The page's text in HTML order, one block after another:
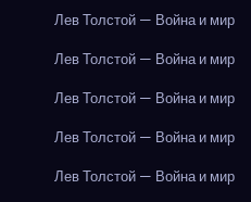
Лев Толстой — Война и мир
Лев Толстой — Война и мир
Лев Толстой — Война и мир
Лев Толстой — Война и мир
Лев Толстой — Война и мир